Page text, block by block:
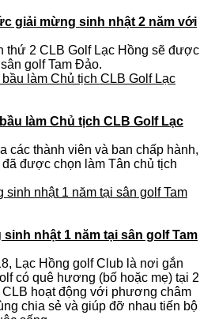
giải mừng sinh nhật 2 năm với
thứ 2 CLB Golf Lạc Hồng sẽ được
golf Tam Đảo.
làm Chủ tịch CLB Golf Lạc
các thành viên và ban chấp hành,
được chọn làm Tân chủ tịch
nhật 1 năm tại sân golf Tam
Lạc Hồng golf Club là nơi gắn
có quê hương (bố hoặc mẹ) tại 2
hoạt động với phương châm
chia sẻ và giúp đỡ nhau tiến bộ